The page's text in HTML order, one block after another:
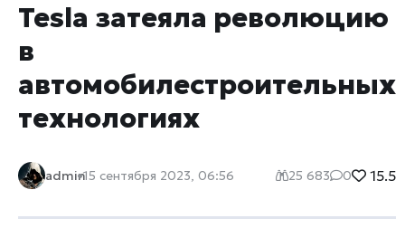
Tesla затеяла революцию
в
автомобилестроительных
технологиях
admin15 сентября 2023, 06:56 25 683 0 15.5